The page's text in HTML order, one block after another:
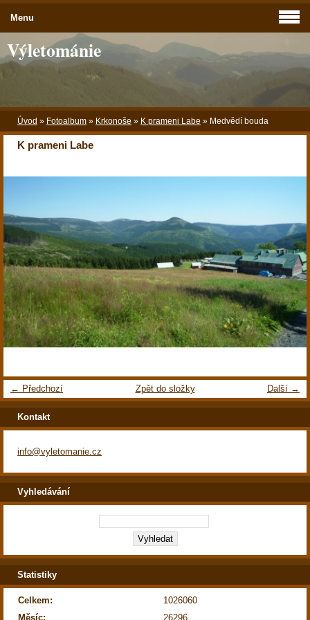
Výletománie
Úvod » Fotoalbum » Krkonoše » K prameni Labe » Medvědí bouda
K prameni Labe
← Předchozí Další →
Zpět do složky
Menu
Kontakt
info@vyletomanie.cz
Vyhledávání
Statistiky
Celkem:
1026060
Měsíc:
26296